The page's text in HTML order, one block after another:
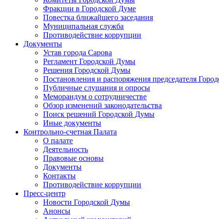
Фракции в Городской Думе
Повестка ближайшего заседания
Муниципальная служба
Противодействие коррупции
Документы
Устав города Сарова
Регламент Городской Думы
Решения Городской Думы
Постановления и распоряжения председателя
Публичные слушания и опросы
Меморандум о сотрудничестве
Обзор изменений законодательства
Поиск решений Городской Думы
Иные документы
Контрольно-счетная Палата
О палате
Деятельность
Правовые основы
Документы
Контакты
Противодействие коррупции
Пресс-центр
Новости Городской Думы
Анонсы